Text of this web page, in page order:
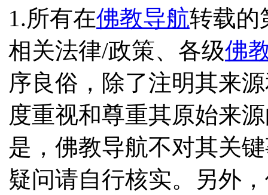
1.所有在佛教导航转载的
相关法律/政策、各级佛
序良俗，除了注明其来
度重视和尊重其原始来
是，佛教导航不对其关
疑问请自行核实。另外